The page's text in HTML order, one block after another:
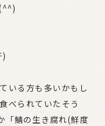
)
いる方も多いかもし
べられていたそう
「鯖の生き腐れ(鮮度